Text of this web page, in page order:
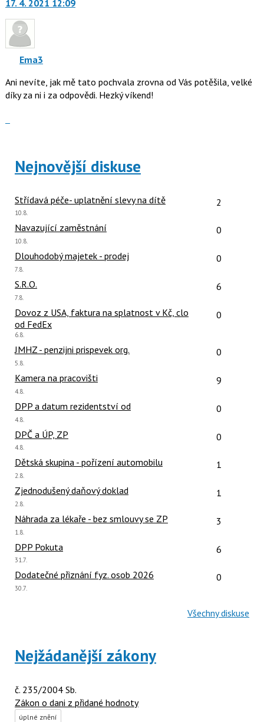
následující
a
P
pro
předchozí
nový
další
nový
názor.
K
navigaci
použít
i
a
P
předchozí
nový
názor
17. 4. 2021 12:09
Ema3
Ani nevíte, jak mě tato pochvala zrovna od Vás potěšila, velké
díky za ni i za odpovědi. Hezký víkend!
Nejnovější diskuse
Střídavá péče- uplatnění slevy na dítě Počet
2
Poslední
10.8.
Navazující zaměstnání Počet
0
Poslední
10.8.
Dlouhodobý majetek - prodej Počet
0
Poslední
7.8.
S.R.O. Počet
6
Poslední
7.8.
Dovoz z USA, faktura na splatnost v Kč, clo
od FedEx
Počet
0
Poslední
6.8.
JMHZ - penzijni prispevek org. Počet
0
Poslední
5.8.
Kamera na pracovišti Počet
9
Poslední
4.8.
DPP a datum rezidentství od Počet
0
Poslední
4.8.
DPČ a ÚP, ZP Počet
0
Poslední
4.8.
Dětská skupina - pořízení automobilu Počet
1
Poslední
2.8.
Zjednodušený daňový doklad Počet
1
Poslední
2.8.
Náhrada za lékaře - bez smlouvy se ZP Počet
3
Poslední
1.8.
DPP Pokuta Počet
6
Poslední
31.7.
Dodatečné přiznání fyz. osob 2026 Počet
0
Poslední
30.7.
Všechny diskuse
Nejžádanější zákony
č. 235/2004 Sb.
Zákon o dani z přidané hodnoty
úplné znění